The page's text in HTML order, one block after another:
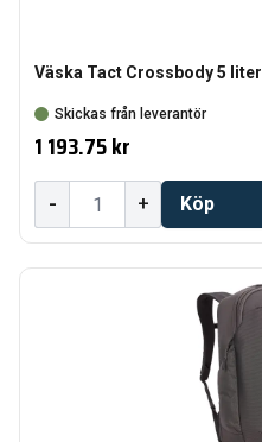
Väska Tact Crossbody 5 liter
Skickas från leverantör
1 193.75 kr
- + Köp